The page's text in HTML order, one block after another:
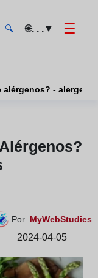
🔍 🌐. . .▼ ☰
-
Por MyWebStudies
2024-04-05